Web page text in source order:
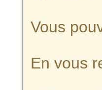
Vous
En vous